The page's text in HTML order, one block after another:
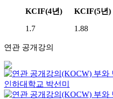
KCIF(4년)
KCIF(5년)
1.7 1.88
연관 공개강의
부와
인하대학교 박선미
부와